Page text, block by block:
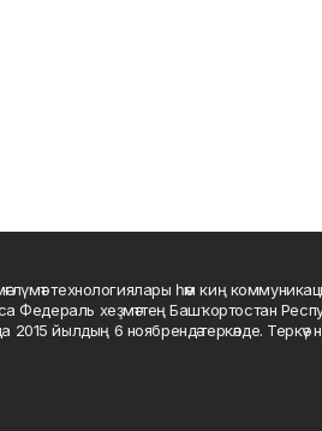
технологиялары һәм киң
Федераль хеҙмәттең Башҡортостан
2015 йылдың 6 ноябрендә теркәлде.